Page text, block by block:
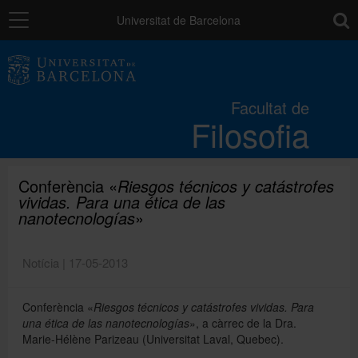
Navegació Universitat de Barcelona
Facultat de
Filosofia
Estudis
Recerca i innovació
Relacions externes
Conferència «Riesgos técnicos y catástrofes
vividas. Para una ética de las
nanotecnologías»
Notícia | 17-05-2013
Conferència «Riesgos técnicos y catástrofes vividas. Para
una ética de las nanotecnologías», a càrrec de la Dra.
Marie-Hélène Parizeau (Universitat Laval, Quebec).